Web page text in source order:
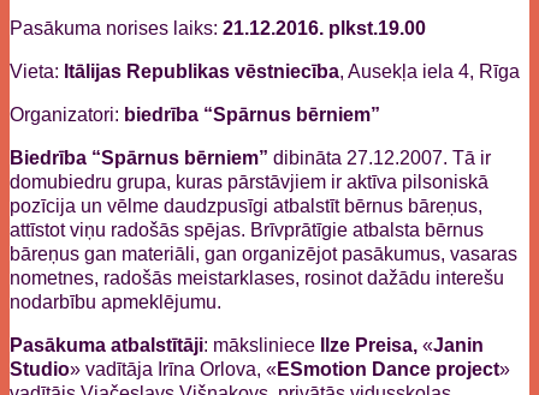
Pasākuma norises laiks: 21.12.2016. plkst.19.00
Vieta: Itālijas Republikas vēstniecība, Ausekļa iela 4, Rīga
Organizatori: biedrība “Spārnus bērniem”
Biedrība “Spārnus bērniem” dibināta 27.12.2007. Tā ir
domubiedru grupa, kuras pārstāvjiem ir aktīva pilsoniskā
pozīcija un vēlme daudzpusīgi atbalstīt bērnus bāreņus,
attīstot viņu radošās spējas. Brīvprātīgie atbalsta bērnus
bāreņus gan materiāli, gan organizējot pasākumus, vasaras
nometnes, radošās meistarklases, rosinot dažādu interešu
nodarbību apmeklējumu.
Pasākuma atbalstītāji: māksliniece Ilze Preisa, «Janin
Studio» vadītāja Irīna Orlova, «ESmotion Dance project»